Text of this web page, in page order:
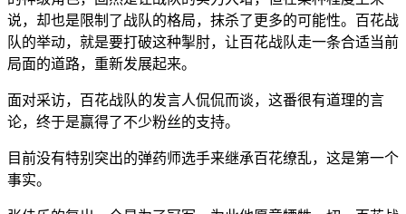
说，却也是限制了战队的格局，抹杀了更多的可能性。百花战
队的举动，就是要打破这种掣肘，让百花战队走一条合适当前
局面的道路，重新发展起来。
面对采访，百花战队的发言人侃侃而谈，这番很有道理的言
论，终于是赢得了不少粉丝的支持。
目前没有特别突出的弹药师选手来继承百花缭乱，这是第一个
事实。